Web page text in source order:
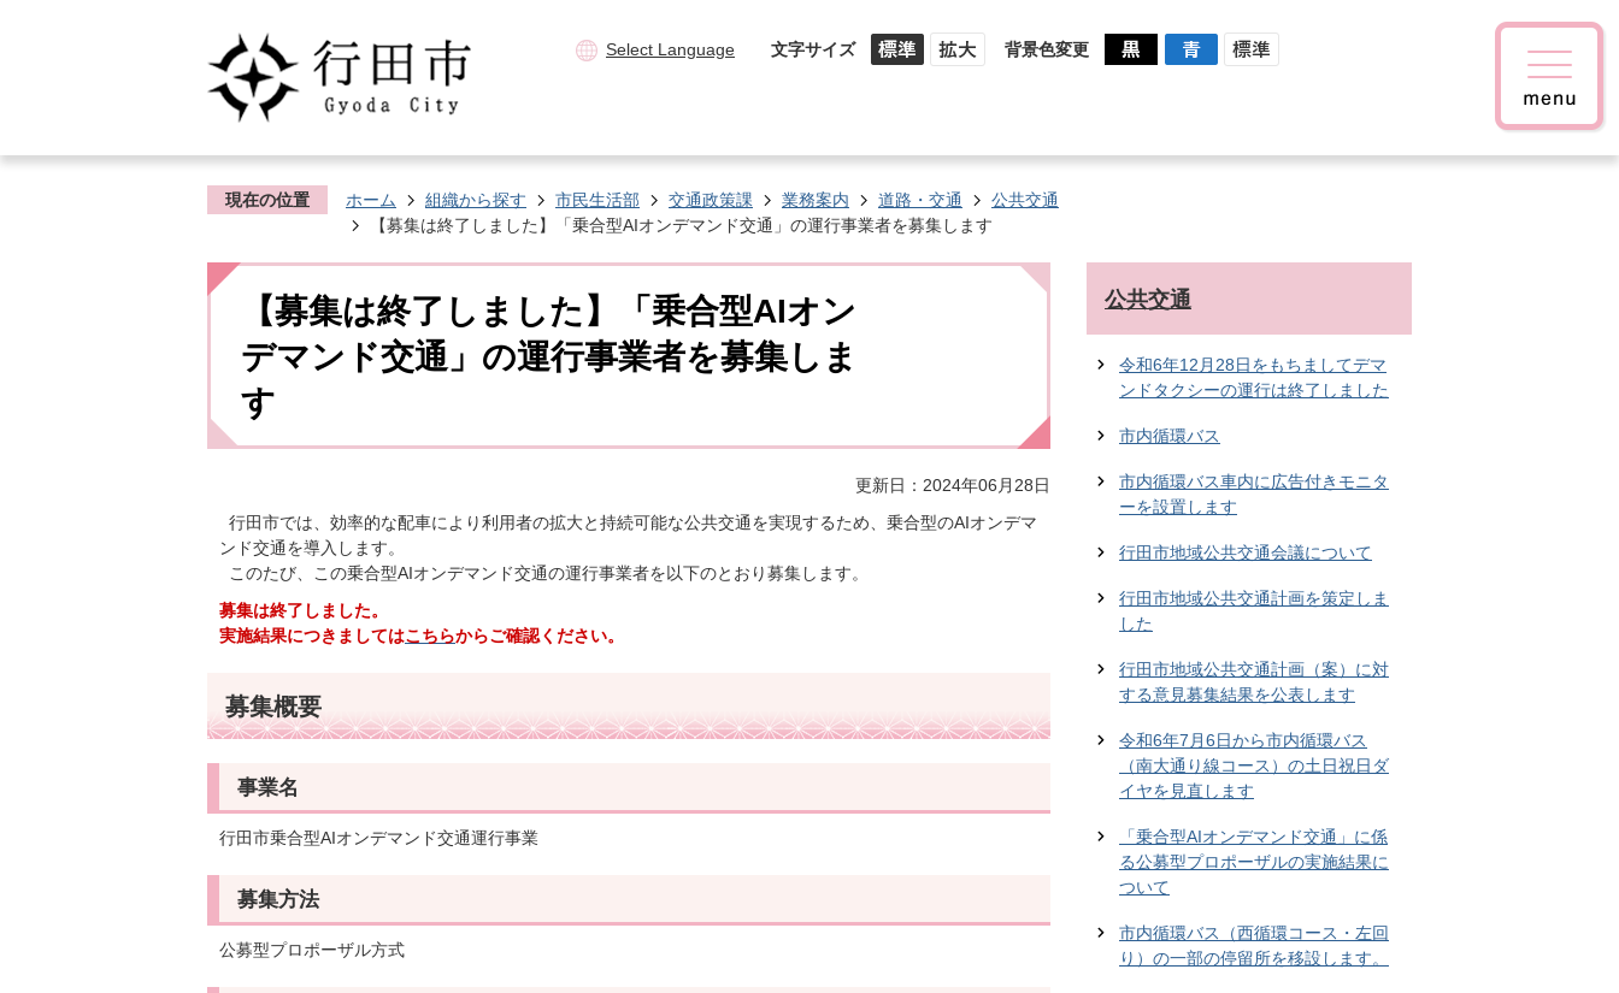
Select Language 文字サイズ 背景色変更
現在の位置 ホーム 組織から探す 市民生活部 交通政策課 業務案内 道路・交通
公共交通
【募集は終了しました】「乗合型AIオンデマンド交通」の運行事業者を募集します
【募集は終了しました】「乗合型AIオン
デマンド交通」の運行事業者を募集しま
す
更新日：2024年06月28日
行田市では、効率的な配車により利用者の拡大と持続可能な公共交通を実現するため、乗合型のAIオンデマ
ンド交通を導入します。
このたび、この乗合型AIオンデマンド交通の運行事業者を以下のとおり募集します。
募集は終了しました。
実施結果につきましてはこちらからご確認ください。
募集概要
事業名
行田市乗合型AIオンデマンド交通運行事業
募集方法
公募型プロポーザル方式
公共交通
令和6年12月28日をもちましてデマ
ンドタクシーの運行は終了しました
市内循環バス
市内循環バス車内に広告付きモニタ
ーを設置します
行田市地域公共交通会議について
行田市地域公共交通計画を策定しま
した
行田市地域公共交通計画（案）に対
する意見募集結果を公表します
令和6年7月6日から市内循環バス
（南大通り線コース）の土日祝日ダ
イヤを見直します
「乗合型AIオンデマンド交通」に係
る公募型プロポーザルの実施結果に
ついて
市内循環バス（西循環コース・左回
り）の一部の停留所を移設します。